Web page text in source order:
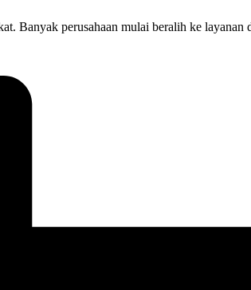
Banyak perusahaan mulai beralih ke